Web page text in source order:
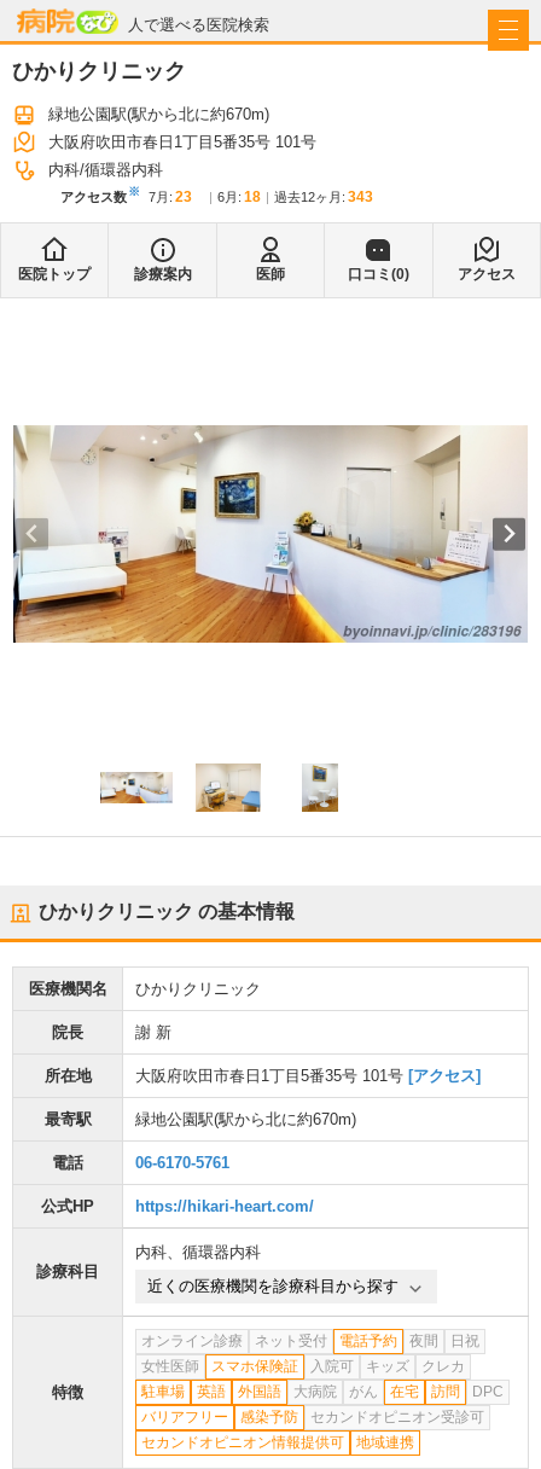
人で選べる医院検索
病院なび
ひかりクリニック
緑地公園駅(駅から北に約670m)
大阪府吹田市春日1丁目5番35号 101号
内科 循環器内科
アクセス数※ 7月 : 23 6月 : 18 過去12ヶ月: 343
医院トップ 診療案内 医師 口コミ(0) アクセス
ひかりクリニック の基本情報
医療機関名 ひかりクリニック
院長 謝 新
所在地 大阪府吹田市春日1丁目5番35号 101号 [アクセス]
最寄駅 緑地公園駅(駅から北に約670m)
電話 06-6170-5761
公式HP https://hikari-heart.com/
診療科目
内科、 循環器内科
近くの医療機関を診療科目から探す
特徴
オンライン診療 ネット受付 電話予約 夜間
日祝
女性医師
スマホ保険証 入院可 キッズ
クレカ
駐車場
英語 外国語 大病院 がん 在宅 訪問
DPC
バリアフリー
感染予防
セカンドオピニオン受診可
セカンドオピニオン情報提供可
地域連携